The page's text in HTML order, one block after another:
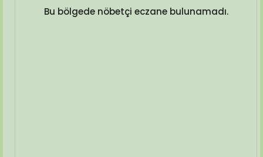
Bu bölgede nöbetçi eczane bulunamadı.